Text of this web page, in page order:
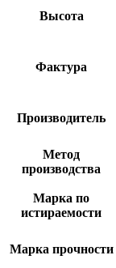
Высота
Фактура
Производитель
Метод
производства
Марка по
истираемости
Марка прочности